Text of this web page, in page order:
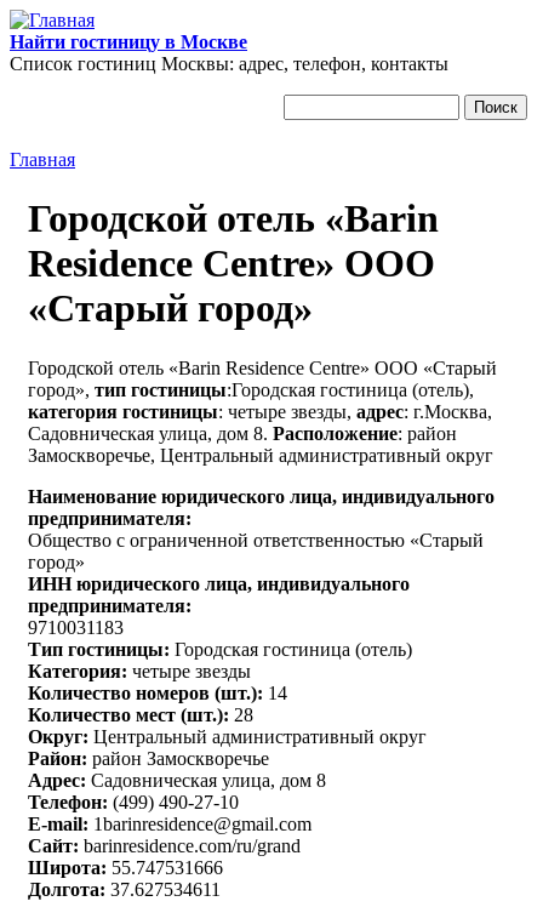
Перейти к основному содержанию
Найти гостиницу в Москве
Список гостиниц Москвы: адрес, телефон, контакты
Главная
Городской отель «Barin
Residence Centre» ООО
«Старый город»
Городской отель «Barin Residence Centre» ООО «Старый
город», тип гостиницы:Городская гостиница (отель),
категория гостиницы: четыре звезды, адрес: г.Москва,
Садовническая улица, дом 8. Расположение: район
Замоскворечье, Центральный административный округ
Наименование юридического лица, индивидуального
предпринимателя:
Общество с ограниченной ответственностью «Старый
город»
ИНН юридического лица, индивидуального
предпринимателя:
9710031183
Тип гостиницы: Городская гостиница (отель)
Категория: четыре звезды
Количество номеров (шт.): 14
Количество мест (шт.): 28
Округ: Центральный административный округ
Район: район Замоскворечье
Адрес: Садовническая улица, дом 8
Телефон: (499) 490-27-10
E-mail: 1barinresidence@gmail.com
Сайт: barinresidence.com/ru/grand
Широта: 55.747531666
Долгота: 37.627534611